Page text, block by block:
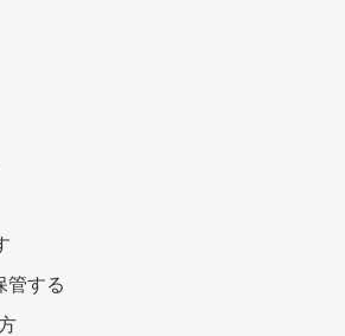
管する